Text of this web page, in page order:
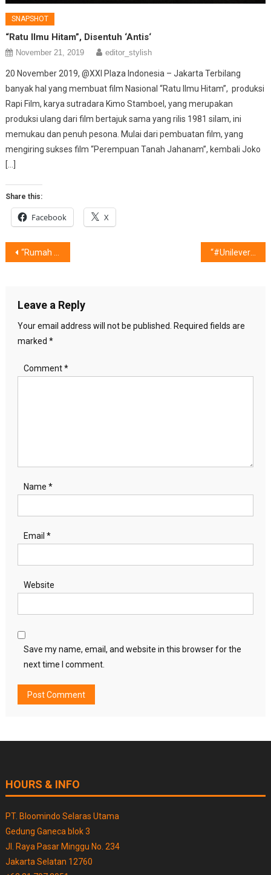
SNAPSHOT
“Ratu Ilmu Hitam”, Disentuh ‘Antis‘
November 21, 2019 editor_stylish
20 November 2019, @XXI Plaza Indonesia – Jakarta Terbilang
banyak hal yang membuat film Nasional “Ratu Ilmu Hitam”, produksi
Rapi Film, karya sutradara Kimo Stamboel, yang merupakan
produksi ulang dari film bertajuk sama yang rilis 1981 silam, ini
memukau dan penuh pesona. Mulai dari pembuatan film, yang
mengiring sukses film “Perempuan Tanah Jahanam”, kembali Joko
[…]
Share this:
Facebook X
Post
“Rumah Kenangan” 6 Artis “#UnileverUntukIndonesia” Bangkitkan 147.000 Pedagang Warung
Leave a Reply
Your email address will not be published.
Required fields are
marked *
Comment*
Name *
Email *
Website
Save my name, email, and website in this browser for the
next time I comment.
HOURS & INFO
PT. Bloomindo Selaras Utama
Gedung Ganeca blok 3
Jl. Raya Pasar Minggu No. 234
Jakarta Selatan 12760